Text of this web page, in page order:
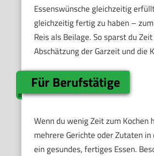
Essenswünsche gleichzeitig
gleichzeitig fertig zu haben –
Reis als Beilage. So sparst du
Abschätzung der Garzeit und die
Für Berufstätige
Wenn du wenig Zeit zum
mehrere Gerichte oder Zutaten
ein gesundes, fertiges Essen.